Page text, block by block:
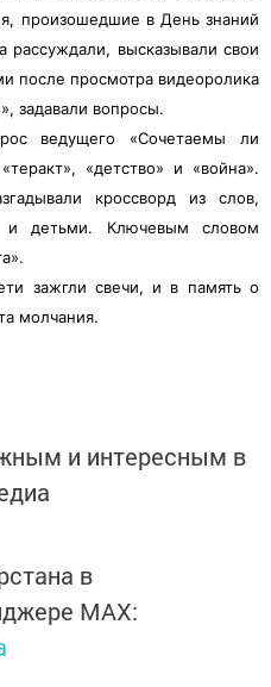
произошедшие в День знаний
высказывали свои
после просмотра видеоролика
задавали вопросы.
ведущего «Сочетаемы ли
«детство» и «война».
кроссворд из слов,
и детьми. Ключевым словом
зажгли свечи, и в память о
молчания.
и интересным в
в
MАХ: